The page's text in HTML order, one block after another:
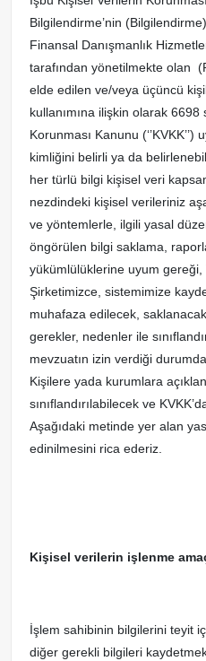
Bilgilendirme’nin
Finansal Danışmanlık
tarafından yönetilmekte olan
elde edilen ve/veya üçüncü
kullanımına ilişkin olarak 6698
Korunması Kanunu
kimliğini belirli ya da
her türlü bilgi kişisel veri
nezdindeki kişisel verileriniz
ve yöntemlerle, ilgili yasal
öngörülen bilgi saklama,
yükümlülüklerine uyum gereği,
Şirketimizce, sistemimize
muhafaza edilecek,
gerekler, nedenler ile
mevzuatın izin verdiği
Kişilere yada kurumlara
sınıflandırılabilecek ve
Aşağıdaki metinde yer alan
edinilmesini rica ederiz.
Kişisel verilerin işlenme
İşlem sahibinin bilgilerini teyit
diğer gerekli bilgileri